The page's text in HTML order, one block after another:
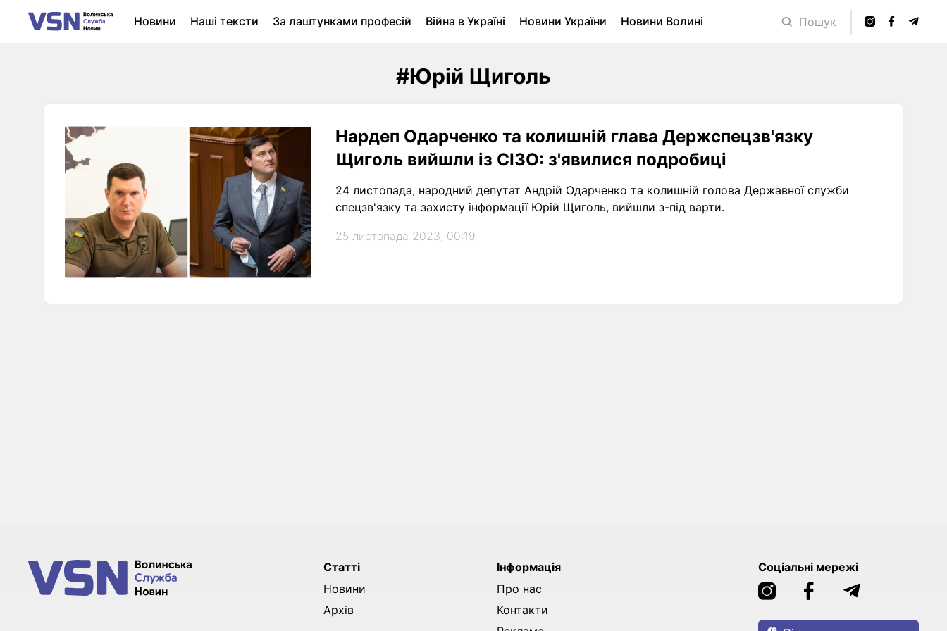
Новини Наші тексти За лаштунками професій Війна в Україні Новини України
Новини Волині
Пошук
#Юрій Щиголь
Нардеп Одарченко та колишній глава Держспецзв'язку
Щиголь вийшли із СІЗО: з'явилися подробиці
24 листопада, народний депутат Андрій Одарченко та колишній голова Державної служби
спецзв'язку та захисту інформації Юрій Щиголь, вийшли з-під варти.
25 листопада 2023, 00:19
Статті
Новини
Архів
Інформація
Про нас
Контакти
Соціальні мережі